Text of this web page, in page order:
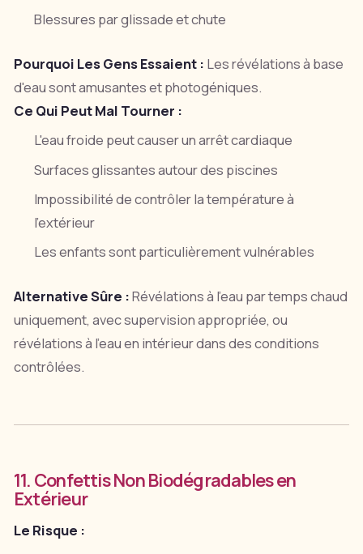
Blessures par glissade et chute
Pourquoi Les Gens Essaient : Les révélations à base
d'eau sont amusantes et photogéniques.
Ce Qui Peut Mal Tourner :
L'eau froide peut causer un arrêt cardiaque
Surfaces glissantes autour des piscines
Impossibilité de contrôler la température à
l'extérieur
Les enfants sont particulièrement vulnérables
Alternative Sûre :Révélations à l'eau par temps chaud
uniquement, avec supervision appropriée, ou
révélations à l'eau en intérieur dans des conditions
contrôlées.
11. Confettis Non Biodégradables en
Extérieur
Le Risque :